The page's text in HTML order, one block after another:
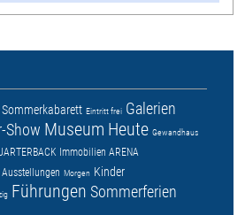
Sommerkabarett Eintritt frei Galerien
Show Museum Heute Gewandhaus
Immobilien ARENA
Ausstellungen Morgen Kinder
Führungen Sommerferien